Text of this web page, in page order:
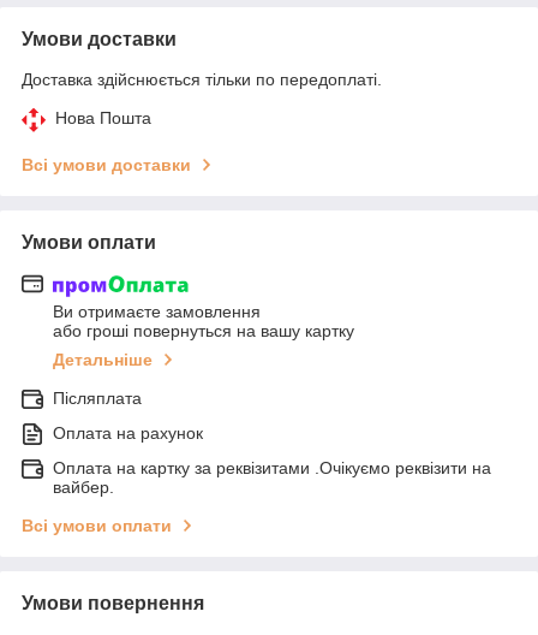
Умови доставки
Доставка здійснюється тільки по передоплаті.
Нова Пошта
Всі умови доставки
Умови оплати
Ви отримаєте замовлення
або гроші повернуться на вашу картку
Детальніше
Післяплата
Оплата на рахунок
Оплата на картку за реквізитами .Очікуємо реквізити на
вайбер.
Всі умови оплати
Умови повернення